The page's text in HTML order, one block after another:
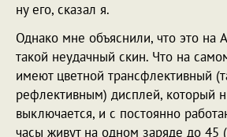
ну его, сказал я.
Однако мне объяснили, что это на
такой неудачный скин. Что на
имеют цветной трансфлективный
рефлективным) дисплей, который
выключается, и с постоянно
часы живут на одном заряде до 45